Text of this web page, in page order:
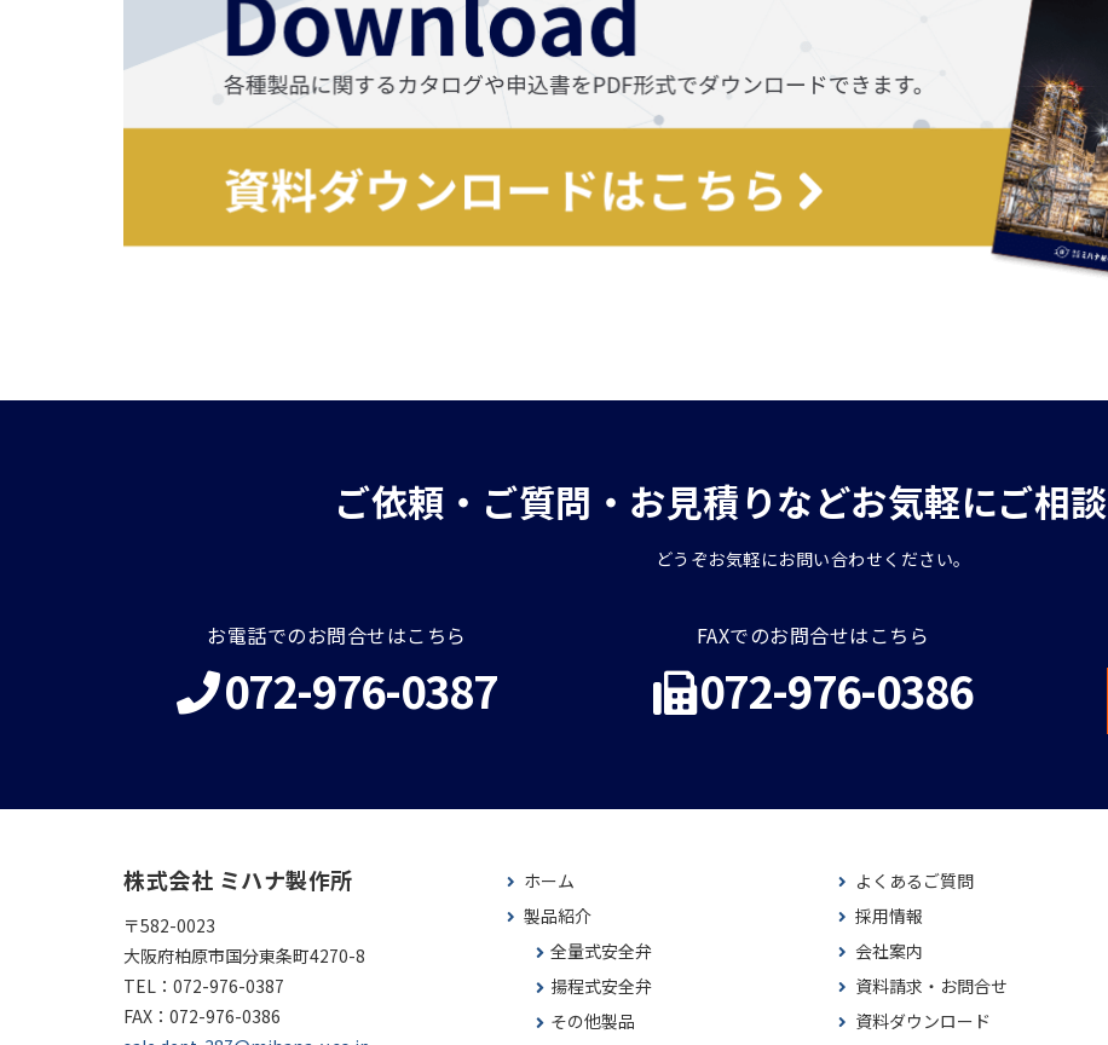
ご依頼・ご質問・お見積りなどお気軽にご相談
どうぞお気軽にお問い合わせください。
お電話でのお問合せはこちら
072-976-0387
FAXでのお問合せはこちら
072-976-0386
株式会社 ミハナ製作所
〒582-0023
大阪府柏原市国分東条町4270-8
TEL： 072-976-0387
FAX： 072-976-0386
ホーム
製品紹介
全量式安全弁
揚程式安全弁
その他製品
よくあるご質問
採用情報
会社案内
資料請求・お問合せ
資料ダウンロード